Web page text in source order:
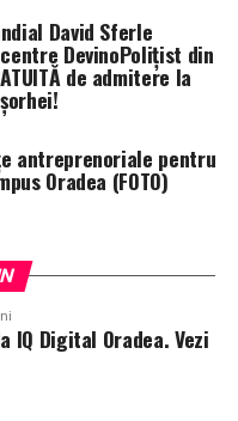
David Sferle
DevinoPolițist din
de admitere la
antreprenoriale pentru
Oradea (FOTO)
IQ Digital Oradea. Vezi